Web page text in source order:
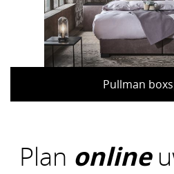
Pullman
Plan online